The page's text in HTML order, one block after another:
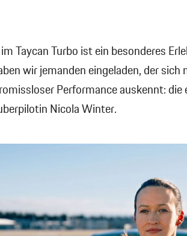
Taycan Turbo ist ein besonderes
wir jemanden eingeladen, der
Performance auskennt:
Nicola Winter.